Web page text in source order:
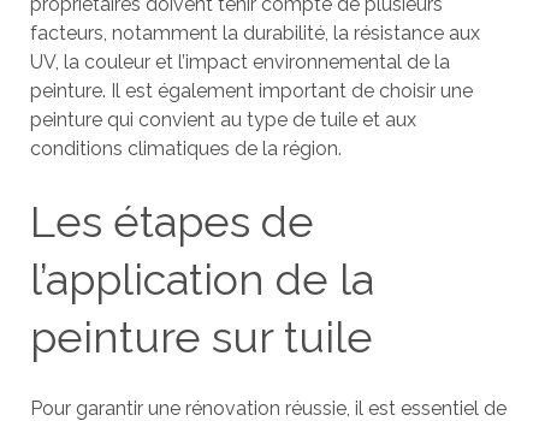
facteurs, notamment la durabilité, la résistance aux
UV, la couleur et l’impact environnemental de la
peinture. Il est également important de choisir une
peinture qui convient au type de tuile et aux
conditions climatiques de la région.
Les étapes de
l’application de la
peinture sur tuile
Pour garantir une rénovation réussie, il est essentiel de